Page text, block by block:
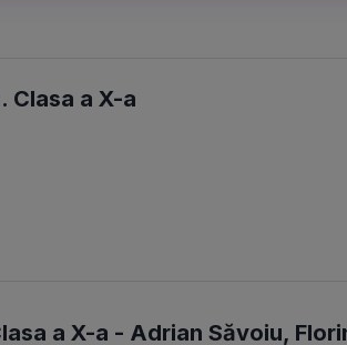
a X-a
a X-a - Adrian Săvoiu,